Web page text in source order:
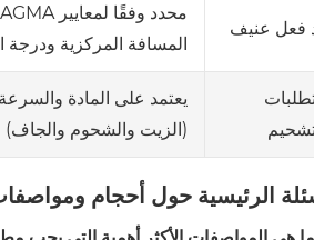
فعل عنيف
المسافة المركزية ودرجة
يعتمد على المادة
(الزيت والشحوم والجاف)
الرئيسية حول أحجام